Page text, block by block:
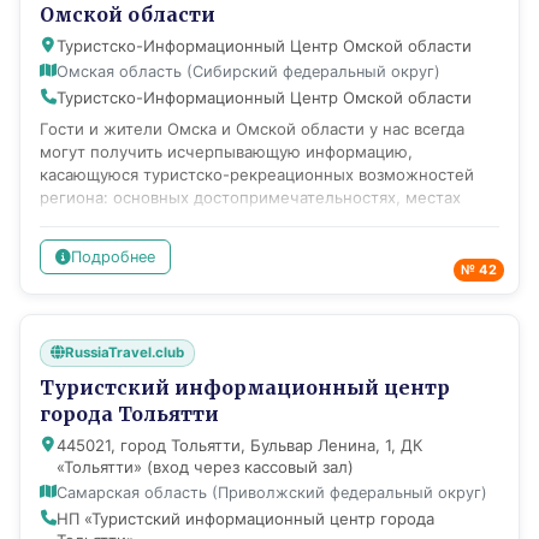
и маркетинговой деятельности. Основные цели ГБУ РД
"Туристический центр Республики Дагестан" проводит
активную работу по развитию въездного и внутреннего
туризма, занимается продвижением Республики
Дагестан на российском и международном
туристических рынках, оказывает туристские
информационно-консультативные услуги жителям и
гостям Республики Дагестан.
Омской области
Туристско-Информационный Центр Омской области
Омская область (Сибирский федеральный округ)
Туристско-Информационный Центр Омской области
Гости и жители Омска и Омской области у нас всегда
могут получить исчерпывающую информацию,
касающуюся туристско-рекреационных возможностей
региона: основных достопримечательностях, местах
музеях. В нашем Центре вы сможете получить: •
консультации и помощь туристу • актуальную
(бесплатно) • "Карту гостя" со скидочными
предложениями в самые знаковые места города •
помощь в выборе достопримечательностей, музеев и
средств размещения ТИЦ Омской области организует
туристические события, среди которых: - Медиа-
экспедиции в рамках проекта "Амбассадор туризма"; -
Омские волонтеры туризма; - Всероссийская акция
"Экскурсионный флешмоб"; - Серия событийных
Подробнее
№ 42
RussiaTravel.club
Туристский информационный центр
города Тольятти
445021, город Тольятти, Бульвар Ленина, 1, ДК
«Тольятти» (вход через кассовый зал)
Самарская область (Приволжский федеральный округ)
НП «Туристский информационный центр города